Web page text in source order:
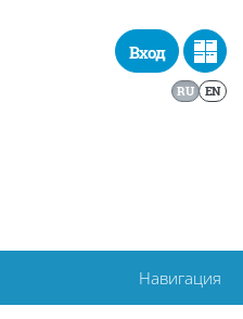
Вход
RU EN
Навигация